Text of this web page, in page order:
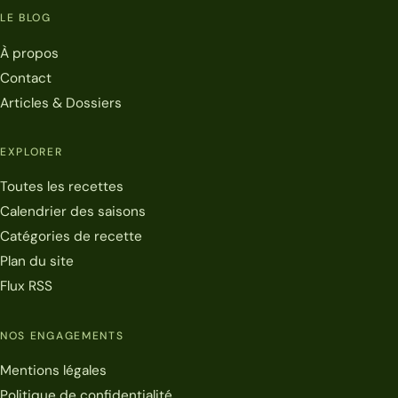
LE BLOG
À propos
Contact
Articles & Dossiers
EXPLORER
Toutes les recettes
Calendrier des saisons
Catégories de recette
Plan du site
Flux RSS
NOS ENGAGEMENTS
Mentions légales